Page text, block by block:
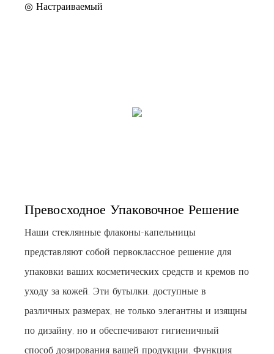
◎ Настраиваемый
Превосходное Упаковочное Решение
Наши стеклянные флаконы-капельницы
представляют собой первоклассное решение для
упаковки ваших косметических средств и кремов по
уходу за кожей. Эти бутылки, доступные в
различных размерах, не только элегантны и изящны
по дизайну, но и обеспечивают гигиеничный
способ дозирования вашей продукции. Функция